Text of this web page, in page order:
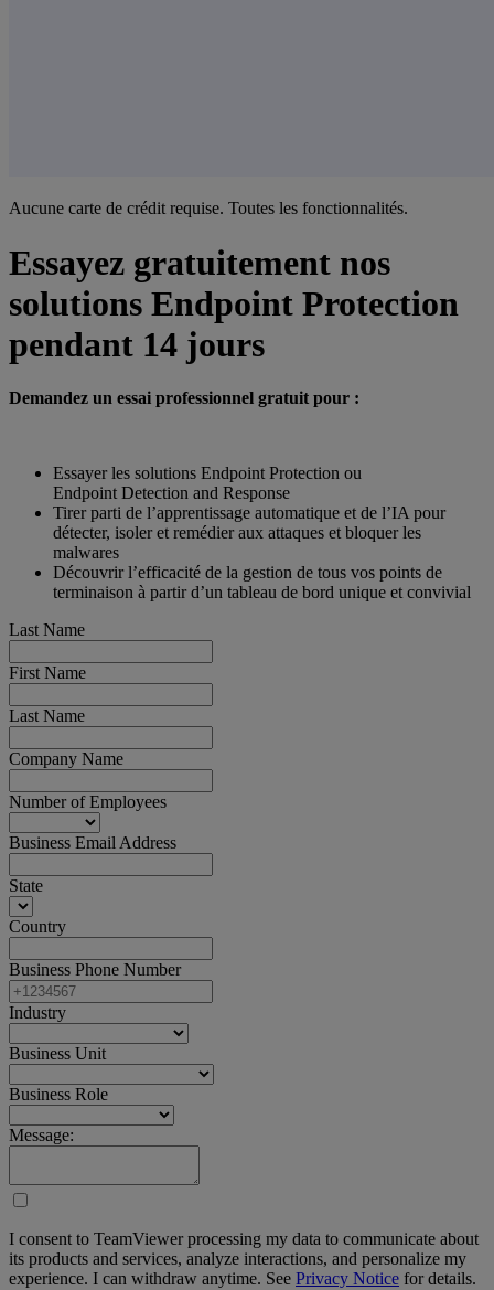
Aucune carte de crédit requise. Toutes les fonctionnalités.
Essayez gratuitement nos
solutions Endpoint Protection
pendant 14 jours
Demandez un essai professionnel gratuit pour :
Essayer les solutions Endpoint Protection ou
Endpoint Detection and Response
Tirer parti de l’apprentissage automatique et de l’IA pour
détecter, isoler et remédier aux attaques et bloquer les
malwares
Découvrir l’efficacité de la gestion de tous vos points de
terminaison à partir d’un tableau de bord unique et convivial
Last Name
First Name
Last Name
Company Name
Number of Employees
Business Email Address
State
Country
Business Phone Number
Industry
Business Unit
Business Role
Message:
I consent to TeamViewer processing my data to communicate about
its products and services, analyze interactions, and personalize my
experience. I can withdraw anytime. See Privacy Notice for details.